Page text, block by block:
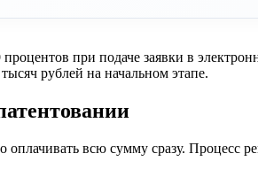
при подаче заявки в
рублей на начальном этапе.
всю сумму сразу. Процесс